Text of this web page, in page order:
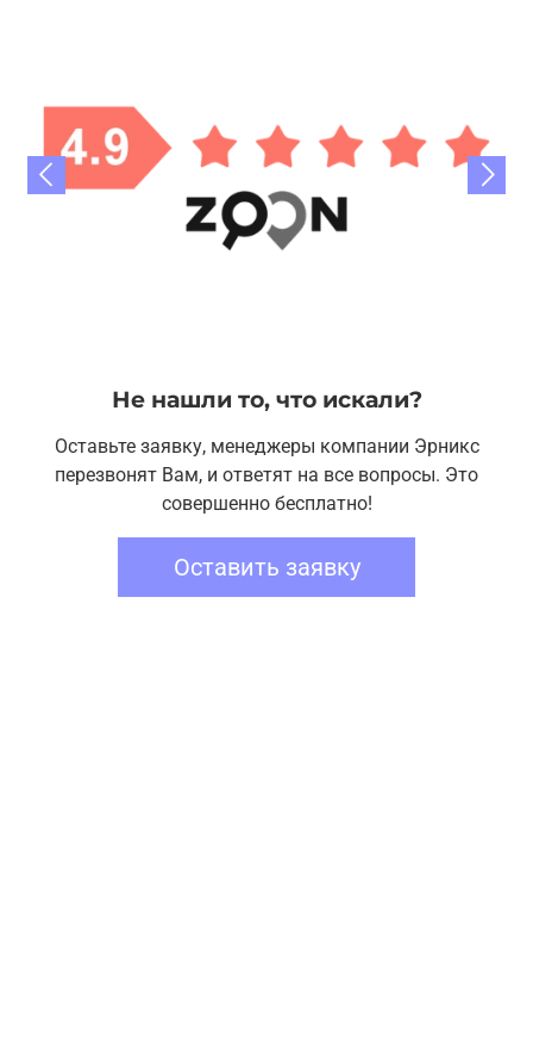
Не нашли то, что искали?
Оставьте заявку, менеджеры компании Эрникс
перезвонят Вам, и ответят на все вопросы. Это
совершенно бесплатно!
Оставить заявку